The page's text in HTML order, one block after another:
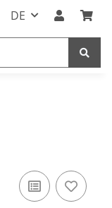
DE